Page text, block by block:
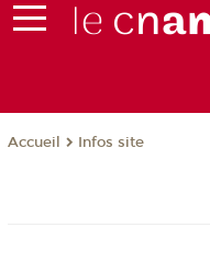
Accueil Infos site